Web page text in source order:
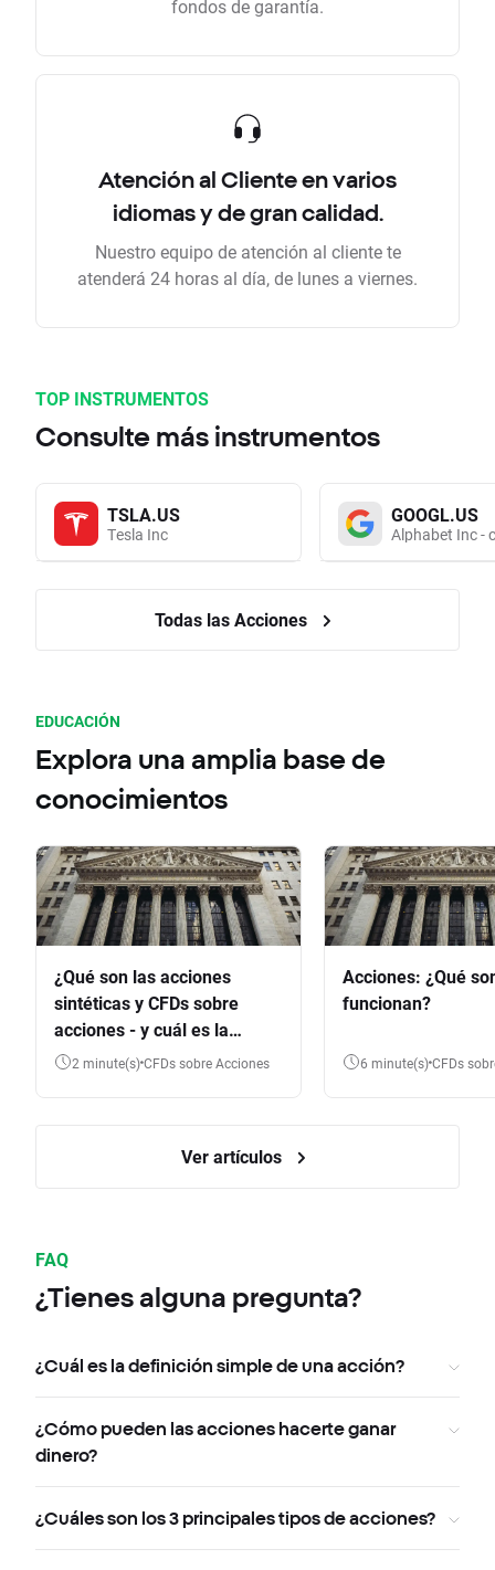
fondos de garantía.
Atención al Cliente en varios
idiomas y de gran calidad.
Nuestro equipo de atención al cliente te
atenderá 24 horas al día, de lunes a viernes.
TOP INSTRUMENTOS
Consulte más instrumentos
TSLA.US
Tesla Inc
GOOGL.US
Alphabet Inc -
Todas las Acciones
EDUCACIÓN
Explora una amplia base de
conocimientos
¿Qué son las acciones
sintéticas y CFDs sobre
acciones - y cuál es la
diferencia?
2 minute(s) CFDs sobre Acciones
Acciones: ¿Qué
funcionan?
6 minute(s) CFDs
Ver artículos
FAQ
¿Tienes alguna pregunta?
¿Cuál es la definición simple de una acción?
¿Cómo pueden las acciones hacerte ganar
dinero?
¿Cuáles son los 3 principales tipos de acciones?